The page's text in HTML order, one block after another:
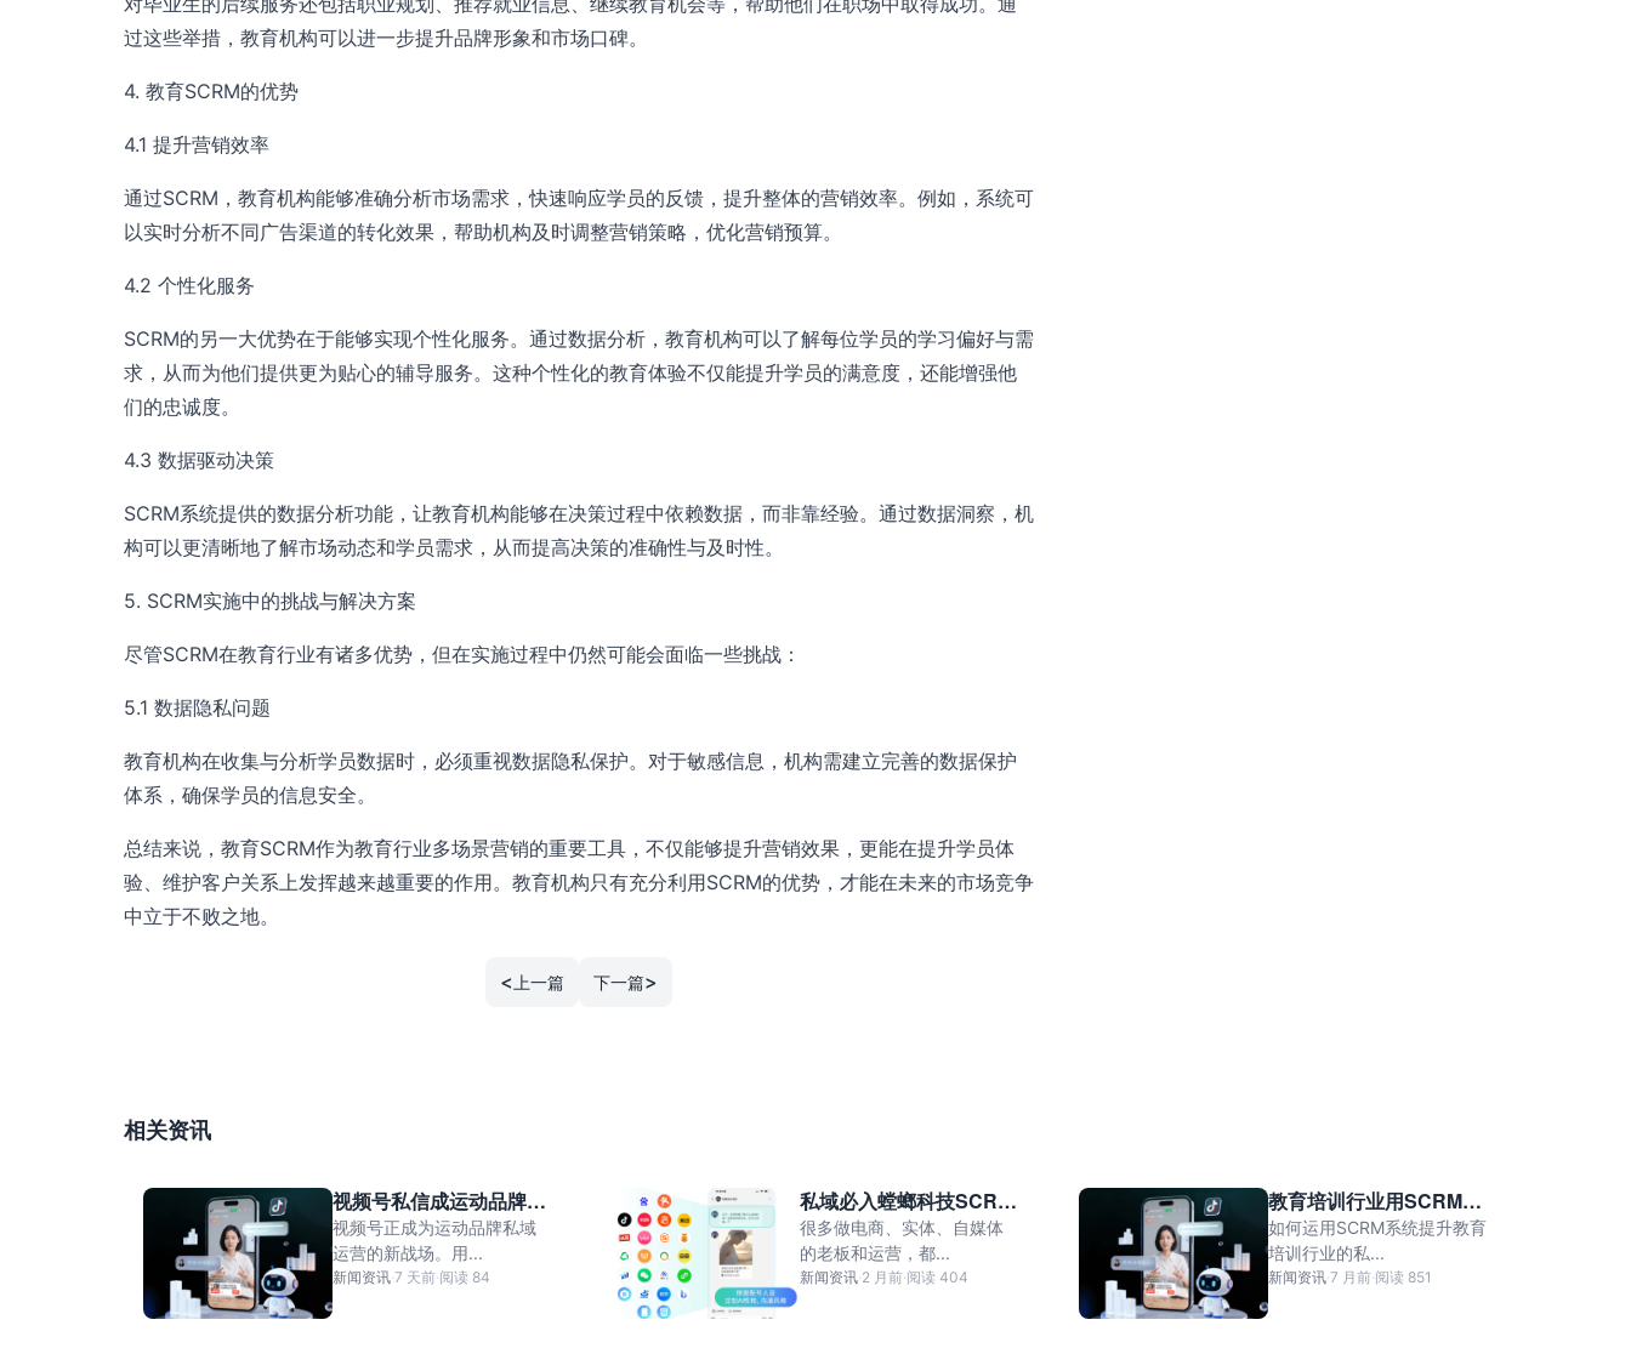
过这些举措，教育机构可以进一步提升品牌形象和市场口碑。
4. 教育SCRM的优势
4.1 提升营销效率
通过SCRM，教育机构能够准确分析市场需求，快速响应学员的反馈，提升整体的营销效率。例如，系统可
以实时分析不同广告渠道的转化效果，帮助机构及时调整营销策略，优化营销预算。
4.2 个性化服务
SCRM的另一大优势在于能够实现个性化服务。通过数据分析，教育机构可以了解每位学员的学习偏好与需
求，从而为他们提供更为贴心的辅导服务。这种个性化的教育体验不仅能提升学员的满意度，还能增强他
们的忠诚度。
4.3 数据驱动决策
SCRM系统提供的数据分析功能，让教育机构能够在决策过程中依赖数据，而非靠经验。通过数据洞察，机
构可以更清晰地了解市场动态和学员需求，从而提高决策的准确性与及时性。
5. SCRM实施中的挑战与解决方案
尽管SCRM在教育行业有诸多优势，但在实施过程中仍然可能会面临一些挑战：
5.1 数据隐私问题
教育机构在收集与分析学员数据时，必须重视数据隐私保护。对于敏感信息，机构需建立完善的数据保护
体系，确保学员的信息安全。
总结来说，教育SCRM作为教育行业多场景营销的重要工具，不仅能够提升营销效果，更能在提升学员体
验、维护客户关系上发挥越来越重要的作用。教育机构只有充分利用SCRM的优势，才能在未来的市场竞争
中立于不败之地。
< 上一篇 下一篇>
相关资讯
视频号私信成运动品牌私
域新入口，AI私信客服自
动接待不让一个咨询流失
视频号正成为运动品牌私域
运营的新战场。用...
新闻资讯·7 天前·阅读 84
私域必入螳螂科技SCRM
｜全链路私域运营神器
很多做电商、实体、自媒体
的老板和运营，都...
新闻资讯·2 月前·阅读 404
教育培训行业用SCRM系
统做私域运营
如何运用SCRM系统提升教育
培训行业的私...
新闻资讯·7 月前·阅读 851